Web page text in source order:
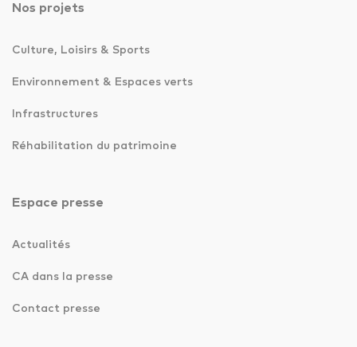
Nos projets
Culture, Loisirs & Sports
Environnement & Espaces verts
Infrastructures
Réhabilitation du patrimoine
Espace presse
Actualités
CA dans la presse
Contact presse